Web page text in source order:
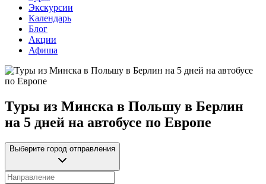
Экскурсии
Календарь
Блог
Акции
Афиша
Туры из Минска в Польшу в Берлин
на 5 дней на автобусе по Европе
Выберите город отправления